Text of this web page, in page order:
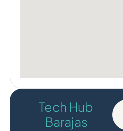
Tech Hub
Barajas